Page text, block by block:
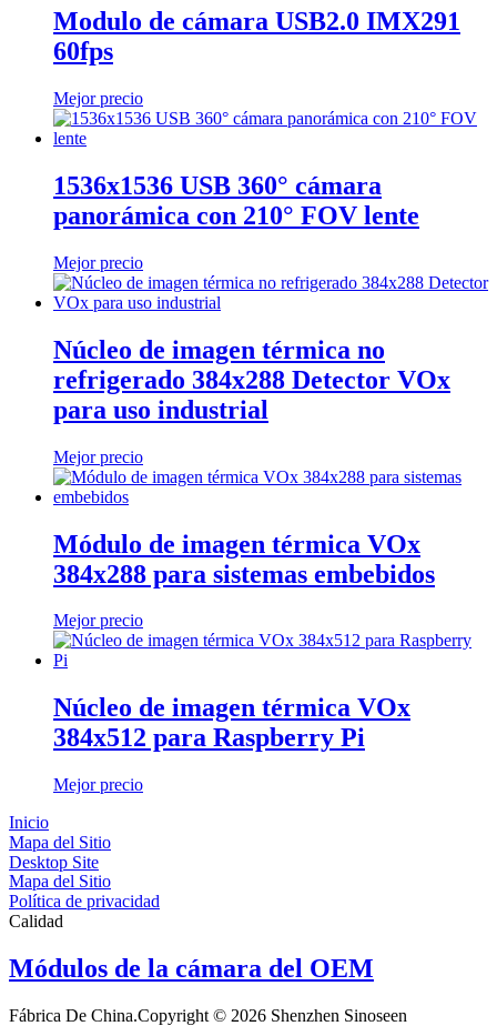
Modulo de cámara USB2.0 IMX291
60fps
Mejor precio
1536x1536 USB 360° cámara
panorámica con 210° FOV lente
Mejor precio
Núcleo de imagen térmica no
refrigerado 384x288 Detector VOx
para uso industrial
Mejor precio
Módulo de imagen térmica VOx
384x288 para sistemas embebidos
Mejor precio
Núcleo de imagen térmica VOx
384x512 para Raspberry Pi
Mejor precio
Inicio
Mapa del Sitio
Desktop Site
Mapa del Sitio
Política de privacidad
Calidad
Módulos de la cámara del OEM
Fábrica De China.Copyright © 2026 Shenzhen Sinoseen